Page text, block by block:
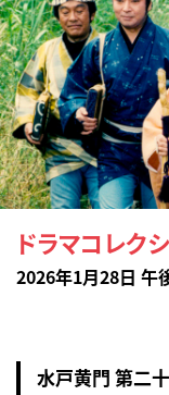
ドラマコレク
2026年1月28日 午
水戸黄門 第二